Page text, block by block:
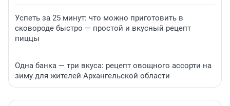
Успеть за 25 минут: что можно приготовить в
сковороде быстро — простой и вкусный рецепт
пиццы
Одна банка — три вкуса: рецепт овощного ассорти на
зиму для жителей Архангельской области